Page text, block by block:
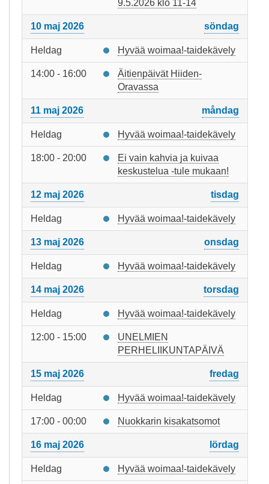
9.5.2026 klo 11-14
10 maj 2026 söndag
Heldag Hyvää woimaa!-taidekävely
14:00 - 16:00
Äitienpäivät Hiiden-
Oravassa
11 maj 2026 måndag
Heldag Hyvää woimaa!-taidekävely
18:00 - 20:00
Ei vain kahvia ja kuivaa
keskustelua -tule mukaan!
12 maj 2026 tisdag
Heldag Hyvää woimaa!-taidekävely
13 maj 2026 onsdag
Heldag Hyvää woimaa!-taidekävely
14 maj 2026 torsdag
Heldag Hyvää woimaa!-taidekävely
12:00 - 15:00
UNELMIEN
PERHELIIKUNTAPÄIVÄ
15 maj 2026 fredag
Heldag Hyvää woimaa!-taidekävely
17:00 - 00:00 Nuokkarin kisakatsomot
16 maj 2026 lördag
Heldag Hyvää woimaa!-taidekävely